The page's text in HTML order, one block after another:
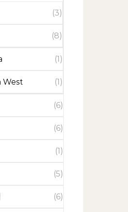
(3)
(8)
(1)
West (1)
(6)
(6)
(1)
(5)
(6)